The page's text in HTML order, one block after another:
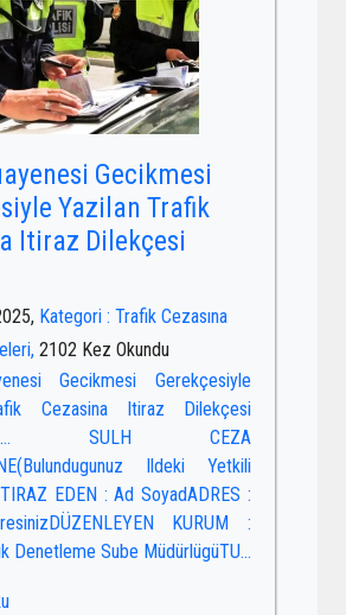
Gecikmesi
Yazilan Trafik
Itiraz Dilekçesi
Kategori : Trafik Cezasına
2102 Kez Okundu
Gecikmesi Gerekçesiyle
Cezasina Itiraz Dilekçesi
SULH CEZA
Ildeki Yetkili
EDEN : Ad SoyadADRES :
KURUM :
Denetleme Sube MüdürlügüTU...